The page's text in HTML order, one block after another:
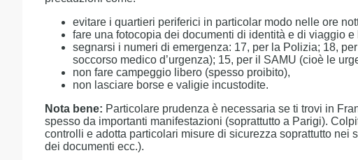
evitare i quartieri periferici in particolar modo nelle ore
fare una fotocopia dei documenti di identità e di viaggio
segnarsi i numeri di emergenza: 17, per la Polizia; 18,
soccorso medico d’urgenza); 15, per il SAMU (cioè le
non fare campeggio libero (spesso proibito),
non lasciare borse e valigie incustodite.
Nota bene: Particolare prudenza è necessaria se ti trovi in
spesso da importanti manifestazioni (soprattutto a Parigi).
controlli e adotta particolari misure di sicurezza soprattutto
dei documenti ecc.).